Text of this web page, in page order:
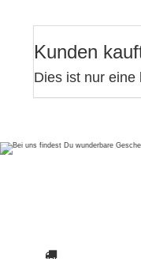
Kunden
Dies ist nur eine